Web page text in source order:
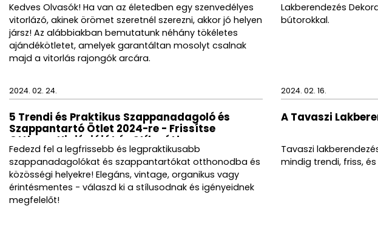
Kedves Olvasók! Ha van az életedben egy szenvedélyes
vitorlázó, akinek örömet szeretnél szerezni, akkor jó helyen
jársz! Az alábbiakban bemutatunk néhány tökéletes
ajándékötletet, amelyek garantáltan mosolyt csalnak
majd a vitorlás rajongók arcára.
Lakberendezés
bútorokkal.
2024. 02. 24.
5 Trendi és Praktikus Szappanadagoló és
Szappantartó Ötlet 2024-re - Frissítse
Otthona Higiéniáját és Stílusát!
Fedezd fel a legfrissebb és legpraktikusabb
szappanadagolókat és szappantartókat otthonodba és
közösségi helyekre! Elegáns, vintage, organikus vagy
érintésmentes - válaszd ki a stílusodnak és igényeidnek
megfelelőt!
2024. 02. 16.
A Tavaszi
Tavaszi
mindig trendi, friss,